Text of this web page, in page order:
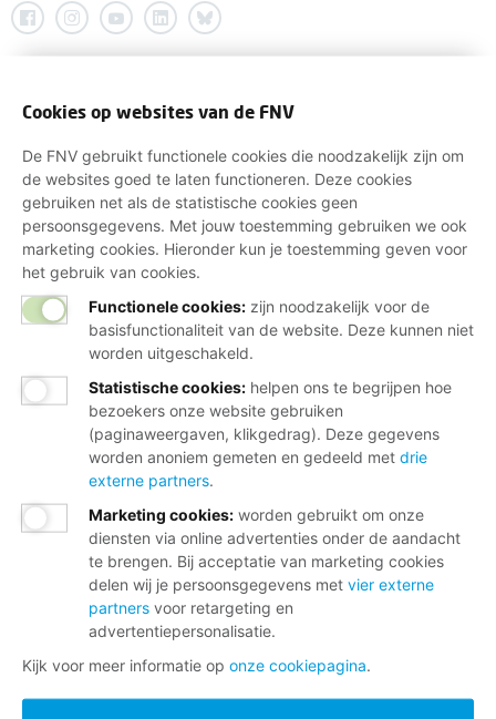
Cookies op websites van de FNV
De FNV gebruikt functionele cookies die noodzakelijk zijn om
de websites goed te laten functioneren. Deze cookies
gebruiken net als de statistische cookies geen
persoonsgegevens. Met jouw toestemming gebruiken we ook
marketing cookies. Hieronder kun je toestemming geven voor
het gebruik van cookies.
Functionele cookies: zijn noodzakelijk voor de
basisfunctionaliteit van de website. Deze kunnen niet
worden uitgeschakeld.
Statistische cookies: helpen ons te begrijpen hoe
bezoekers onze website gebruiken
(paginaweergaven, klikgedrag). Deze gegevens
worden anoniem gemeten en gedeeld met drie
externe partners.
Marketing cookies: worden gebruikt om onze
diensten via online advertenties onder de aandacht
te brengen. Bij acceptatie van marketing cookies
delen wij je persoonsgegevens met vier externe
partners voor retargeting en
advertentiepersonalisatie.
Kijk voor meer informatie op onze cookiepagina.